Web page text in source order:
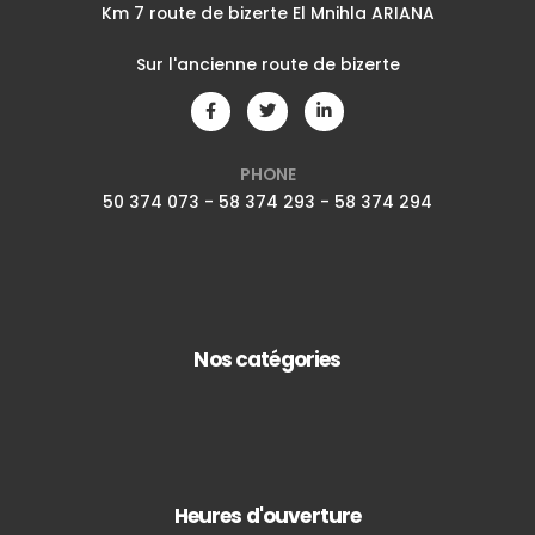
Km 7 route de bizerte El Mnihla ARIANA
Sur l'ancienne route de bizerte
PHONE
50 374 073 - 58 374 293 - 58 374 294
Nos catégories
Heures d'ouverture